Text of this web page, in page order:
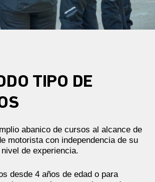
TIPO DE
abanico de cursos al alcance de
motorista con independencia de su
de experiencia.
desde 4 años de edad o para